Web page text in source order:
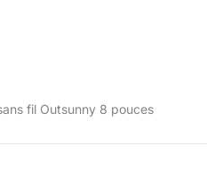
fil Outsunny 8 pouces